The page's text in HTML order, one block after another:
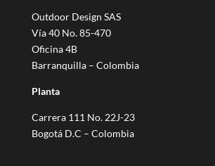
e
g
o
r
a
Outdoor Design SAS
Vía 40 No. 85-470
Oficina 4B
Barranquilla – Colombia
Planta
Carrera 111 No. 22J-23
Bogotá D.C – Colombia